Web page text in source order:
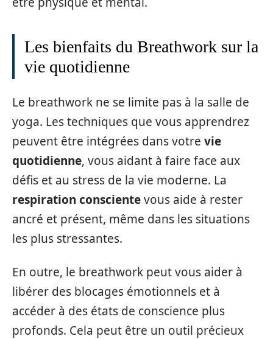
Les bienfaits du Breathwork sur la
vie quotidienne
Le breathwork ne se limite pas à la salle de
yoga. Les techniques que vous apprendrez
peuvent être intégrées dans votre vie
quotidienne, vous aidant à faire face aux
défis et au stress de la vie moderne. La
respiration conscientevous aide à rester
ancré et présent, même dans les situations
les plus stressantes.
En outre, le breathwork peut vous aider à
libérer des blocages émotionnels et à
accéder à des états de conscience plus
profonds. Cela peut être un outil précieux